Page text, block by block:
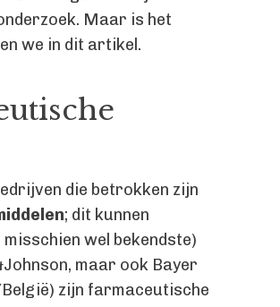
Maar is het
we in dit artikel.
die betrokken zijn
; dit kunnen
wel bekendste)
maar ook Bayer
zijn farmaceutische